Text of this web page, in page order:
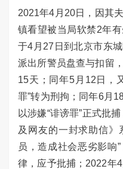
2021年4 月 20日，因其
镇看望被当局软禁2年
于4 月 27 日到北京市东
派出所警员盘查与扣留
15天；同年5月 12 日，
罪”转为刑拘；同年6月
以涉嫌“诽谤罪”正式批
及网友的一封求助信》
员，造成社会恶劣影响
律，应予批捕； 2022年4